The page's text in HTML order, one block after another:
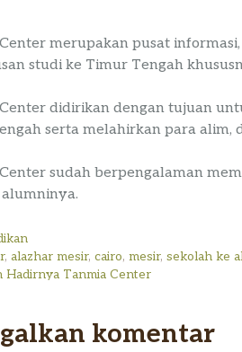
merupakan pusat
studi ke Timur Tengah
didirikan dengan tujuan
serta melahirkan para alim,
sudah berpengalaman
, alazhar mesir, cairo, mesir, sekolah ke
Hadirnya Tanmia Center
komentar